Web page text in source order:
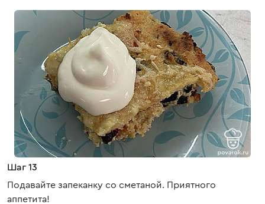
Шаг 13
Подавайте запеканку со сметаной. Приятного
аппетита!